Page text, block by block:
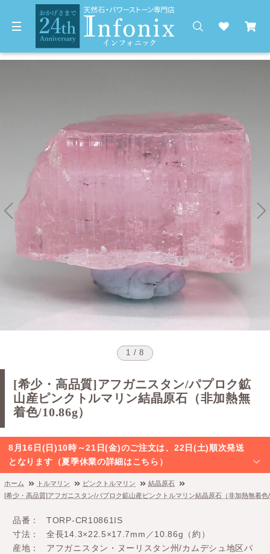
1 / 8
[希少・高品質]アフガニスタン/パプロク鉱
山産ピンクトルマリン結晶原石（非加熱無
着色/10.86g）
8月16日(日)10時～21日(金)のご注文は、22日(土)順次発送
となります（夏季休業の詳細はこちら）
ホーム トルマリン ピンクトルマリン
結晶原石
[希少・高品質]アフガニスタン/パプロク鉱山産ピンクトルマリン結晶原石（非加熱無着色
品番
TORP-CR10861IS
寸法
全長14.3×22.5×17.7mm／10.86g（約）
産地
アフガニスタン・ヌーリスタン州/カムデシュ地区パ